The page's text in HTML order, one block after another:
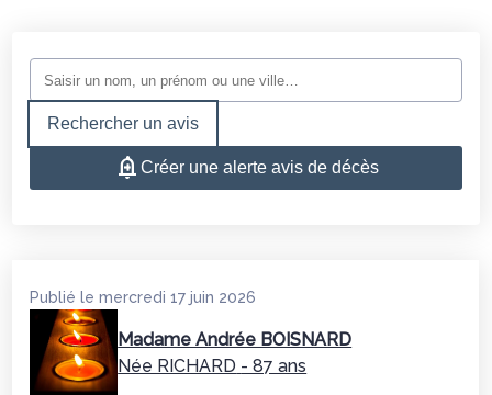
SERVICES AUX FAMILLES
Rechercher un avis
Créer une alerte avis de décès
Publié le mercredi 17 juin 2026
Madame Andrée BOISNARD
Née RICHARD - 87 ans